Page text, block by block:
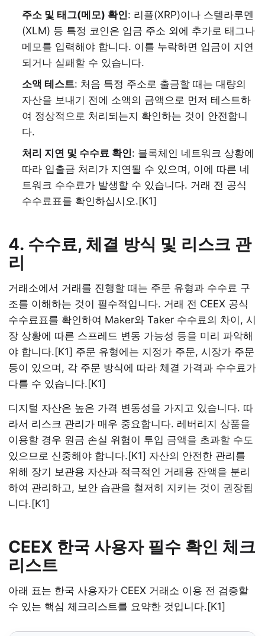
주소 및 태그(메모) 확인: 리플(XRP)이나 스텔라루멘
(XLM) 등 특정 코인은 입금 주소 외에 추가로 태그나
메모를 입력해야 합니다. 이를 누락하면 입금이 지연
되거나 실패할 수 있습니다.
소액 테스트: 처음 특정 주소로 출금할 때는 대량의
자산을 보내기 전에 소액의 금액으로 먼저 테스트하
여 정상적으로 처리되는지 확인하는 것이 안전합니
다.
처리 지연 및 수수료 확인: 블록체인 네트워크 상황에
따라 입출금 처리가 지연될 수 있으며, 이에 따른 네
트워크 수수료가 발생할 수 있습니다. 거래 전 공식
수수료표를 확인하십시오.[K1]
4. 수수료, 체결 방식 및 리스크 관
리
거래소에서 거래를 진행할 때는 주문 유형과 수수료 구
조를 이해하는 것이 필수적입니다. 거래 전 CEEX 공식
수수료표를 확인하여 Maker와 Taker 수수료의 차이, 시
장 상황에 따른 스프레드 변동 가능성 등을 미리 파악해
야 합니다.[K1] 주문 유형에는 지정가 주문, 시장가 주문
등이 있으며, 각 주문 방식에 따라 체결 가격과 수수료가
다를 수 있습니다.[K1]
디지털 자산은 높은 가격 변동성을 가지고 있습니다. 따
라서 리스크 관리가 매우 중요합니다. 레버리지 상품을
이용할 경우 원금 손실 위험이 투입 금액을 초과할 수도
있으므로 신중해야 합니다.[K1] 자산의 안전한 관리를
위해 장기 보관용 자산과 적극적인 거래용 잔액을 분리
하여 관리하고, 보안 습관을 철저히 지키는 것이 권장됩
니다.[K1]
CEEX 한국 사용자 필수 확인 체크
리스트
아래 표는 한국 사용자가 CEEX 거래소 이용 전 검증할
수 있는 핵심 체크리스트를 요약한 것입니다.[K1]